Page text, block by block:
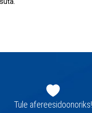
Tule afereesidoonoriks!